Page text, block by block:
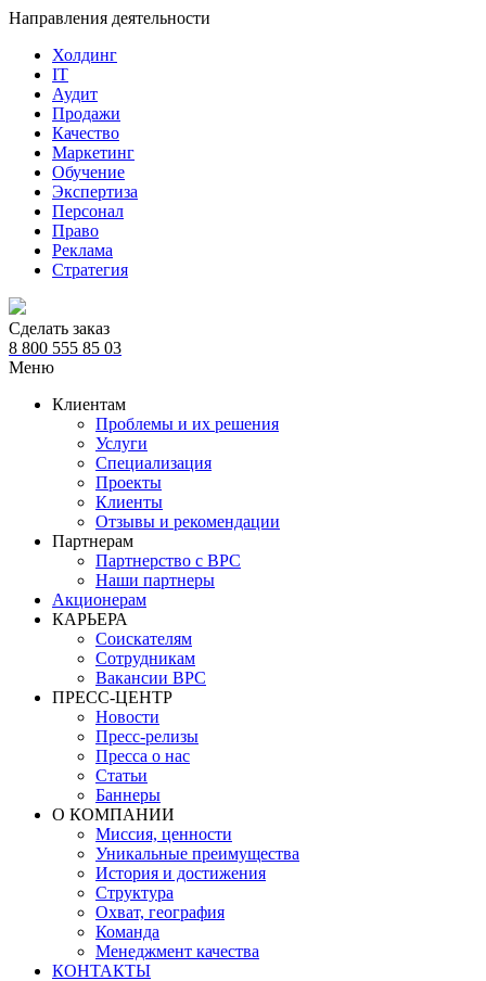
Направления деятельности
Холдинг
IT
Аудит
Продажи
Качество
Маркетинг
Обучение
Экспертиза
Персонал
Право
Реклама
Стратегия
Сделать заказ
8 800 555 85 03
Меню
Клиентам
Проблемы и их решения
Услуги
Специализация
Проекты
Клиенты
Отзывы и рекомендации
Партнерам
Партнерство с BPC
Наши партнеры
Акционерам
КАРЬЕРА
Соискателям
Сотрудникам
Вакансии BPC
ПРЕСС-ЦЕНТР
Новости
Пресс-релизы
Пресса о нас
Статьи
Баннеры
О КОМПАНИИ
Миссия, ценности
Уникальные преимущества
История и достижения
Структура
Охват, география
Команда
Менеджмент качества
КОНТАКТЫ